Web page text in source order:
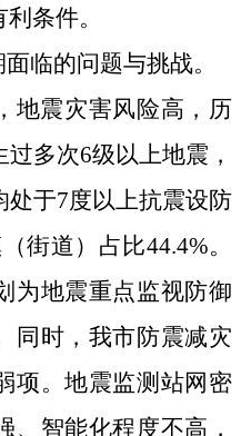
条件。
面临的问题与挑战。
， 地震灾害风险高， 历
过多次6级以上地震，
处于7度以上抗震设防
街道）占比44.4%。
为地震重点监视防御
同时，我市防震减灾
项。地震监测站网密
、智能化程度不高，